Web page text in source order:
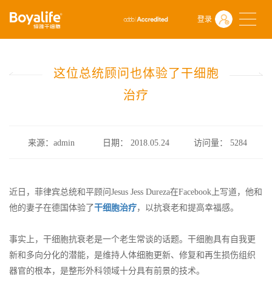
登录
首页 什么是干细胞
前沿动态
这位总统顾问也体验了干细胞治疗
这位总统顾问也体验了干细胞
治疗
来源：admin 日期： 2018.05.24 访问量：5284
近日，菲律宾总统和平顾问Jesus Jess Dureza在Facebook上写道，他和
他的妻子在德国体验了干细胞治疗，以抗衰老和提高幸福感。
事实上，干细胞抗衰老是一个老生常谈的话题。干细胞具有自我更
新和多向分化的潜能，是维持人体细胞更新、修复和再生损伤组织
器官的根本，是整形外科领域十分具有前景的技术。